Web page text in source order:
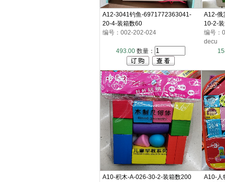
A12-3041钓鱼-6971772363041-
20-4-装箱数60
编号：002-202-024
493.00 数量：
A12-俄
10-2-
编号：
decu
A10-积木-A-026-30-2-装箱数200
A10-人